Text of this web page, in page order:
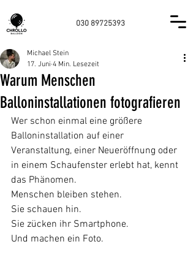
030 89725393
Warum Menschen
Balloninstallationen fotografieren
Michael Stein
17. Juni 4 Min. Lesezeit
Wer schon einmal eine größere
Balloninstallation auf einer
Veranstaltung, einer Neueröffnung oder
in einem Schaufenster erlebt hat, kennt
das Phänomen.
Menschen bleiben stehen.
Sie schauen hin.
Sie zücken ihr Smartphone.
Und machen ein Foto.